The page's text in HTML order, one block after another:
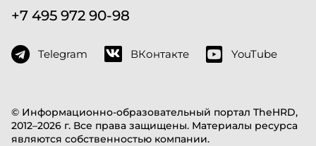
© Информационно-образовательный портал TheHRD,
2012–2026 г. Все права защищены. Материалы ресурса
являются собственностью компании.
+7 495 972 90-98
Telegram ВКонтакте YouTube